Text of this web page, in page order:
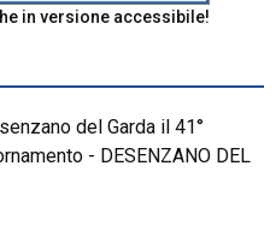
in versione accessibile!
del Garda il 41°
- DESENZANO DEL